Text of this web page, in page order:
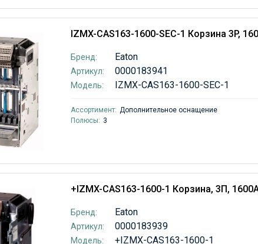
IZMX-CAS163-1600-SEC-1 Корзина 3P,
Бренд: Eaton
Артикул: 0000183941
Модель: IZMX-CAS163-1600-SEC-1
Ассортимент: Дополнительное оснащение
Полюсы: 3
+IZMX-CAS163-1600-1 Корзина, 3П,
Бренд: Eaton
Артикул: 0000183939
Модель: +IZMX-CAS163-1600-1